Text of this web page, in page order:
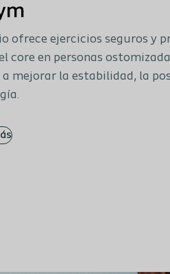
ofrece ejercicios seguros y
core en personas
mejorar la estabilidad, la